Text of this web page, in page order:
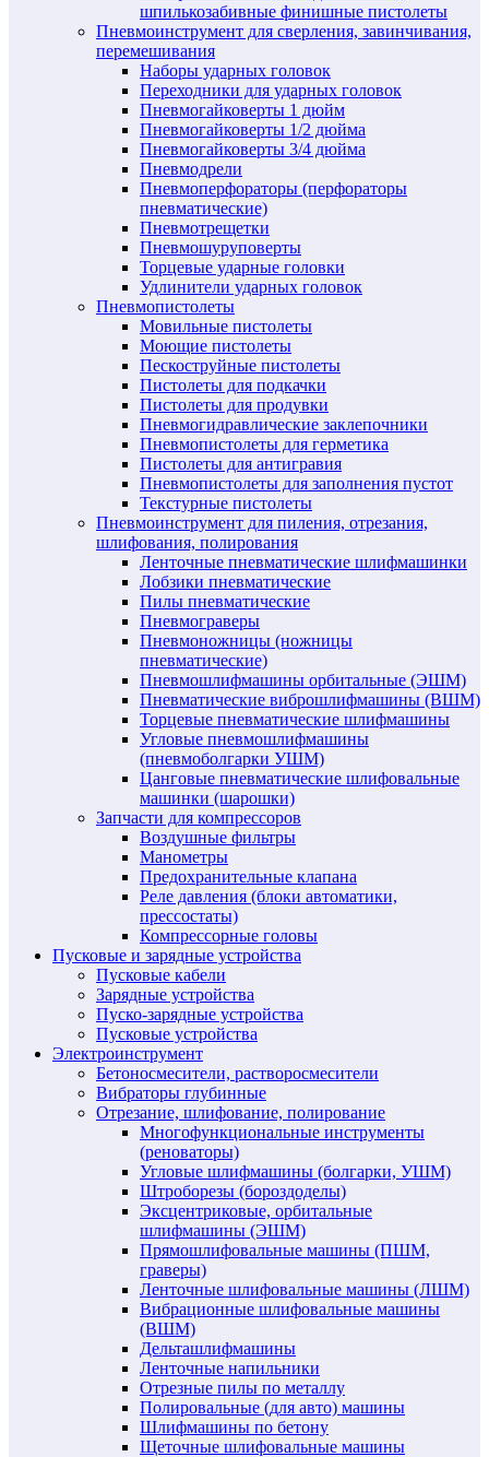
шпилькозабивные финишные пистолеты
Пневмоинструмент для сверления, завинчивания,
перемешивания
Наборы ударных головок
Переходники для ударных головок
Пневмогайковерты 1 дюйм
Пневмогайковерты 1/2 дюйма
Пневмогайковерты 3/4 дюйма
Пневмодрели
Пневмоперфораторы (перфораторы
пневматические)
Пневмотрещетки
Пневмошуруповерты
Торцевые ударные головки
Удлинители ударных головок
Пневмопистолеты
Мовильные пистолеты
Моющие пистолеты
Пескоструйные пистолеты
Пистолеты для подкачки
Пистолеты для продувки
Пневмогидравлические заклепочники
Пневмопистолеты для герметика
Пистолеты для антигравия
Пневмопистолеты для заполнения пустот
Текстурные пистолеты
Пневмоинструмент для пиления, отрезания,
шлифования, полирования
Ленточные пневматические шлифмашинки
Лобзики пневматические
Пилы пневматические
Пневмограверы
Пневмоножницы (ножницы
пневматические)
Пневмошлифмашины орбитальные (ЭШМ)
Пневматические виброшлифмашины (ВШМ)
Торцевые пневматические шлифмашины
Угловые пневмошлифмашины
(пневмоболгарки УШМ)
Цанговые пневматические шлифовальные
машинки (шарошки)
Запчасти для компрессоров
Воздушные фильтры
Манометры
Предохранительные клапана
Реле давления (блоки автоматики,
прессостаты)
Компрессорные головы
Пусковые и зарядные устройства
Пусковые кабели
Зарядные устройства
Пуско-зарядные устройства
Пусковые устройства
Электроинструмент
Бетоносмесители, растворосмесители
Вибраторы глубинные
Отрезание, шлифование, полирование
Многофункциональные инструменты
(реноваторы)
Угловые шлифмашины (болгарки, УШМ)
Штроборезы (бороздоделы)
Эксцентриковые, орбитальные
шлифмашины (ЭШМ)
Прямошлифовальные машины (ПШМ,
граверы)
Ленточные шлифовальные машины (ЛШМ)
Вибрационные шлифовальные машины
(ВШМ)
Дельташлифмашины
Ленточные напильники
Отрезные пилы по металлу
Полировальные (для авто) машины
Шлифмашины по бетону
Щеточные шлифовальные машины